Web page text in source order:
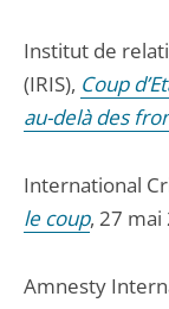
Institut de
(IRIS), Coup
au-delà des
International
le coup, 27 mai
Amnesty